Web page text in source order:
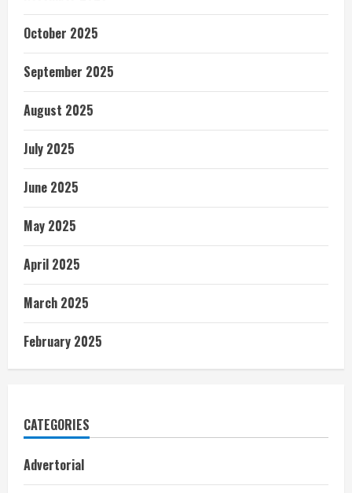
October 2025
September 2025
August 2025
July 2025
June 2025
May 2025
April 2025
March 2025
February 2025
CATEGORIES
Advertorial